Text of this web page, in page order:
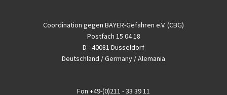
Coordination gegen BAYER-Gefahren e.V. (CBG)
Postfach 15 04 18
D - 40081 Düsseldorf
Deutschland / Germany / Alemania
Fon +49-(0)211 - 33 39 11